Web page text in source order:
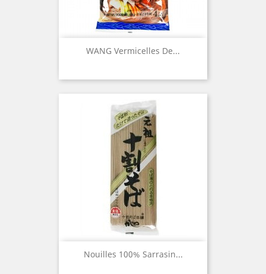
WANG Vermicelles De...
Nouilles 100% Sarrasin...